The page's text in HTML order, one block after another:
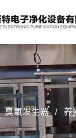
臭氧发生器 养